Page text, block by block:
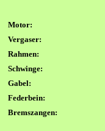
Motor:
Vergaser:
Rahmen:
Schwinge:
Gabel:
Federbein:
Bremszangen: